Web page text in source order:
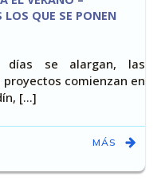
QUE SE PONEN
se alargan, las
comienzan en
[...]
MÁS